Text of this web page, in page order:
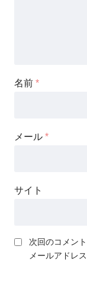
名前 *
メール *
サイト
次回のコメン
メールアドレ